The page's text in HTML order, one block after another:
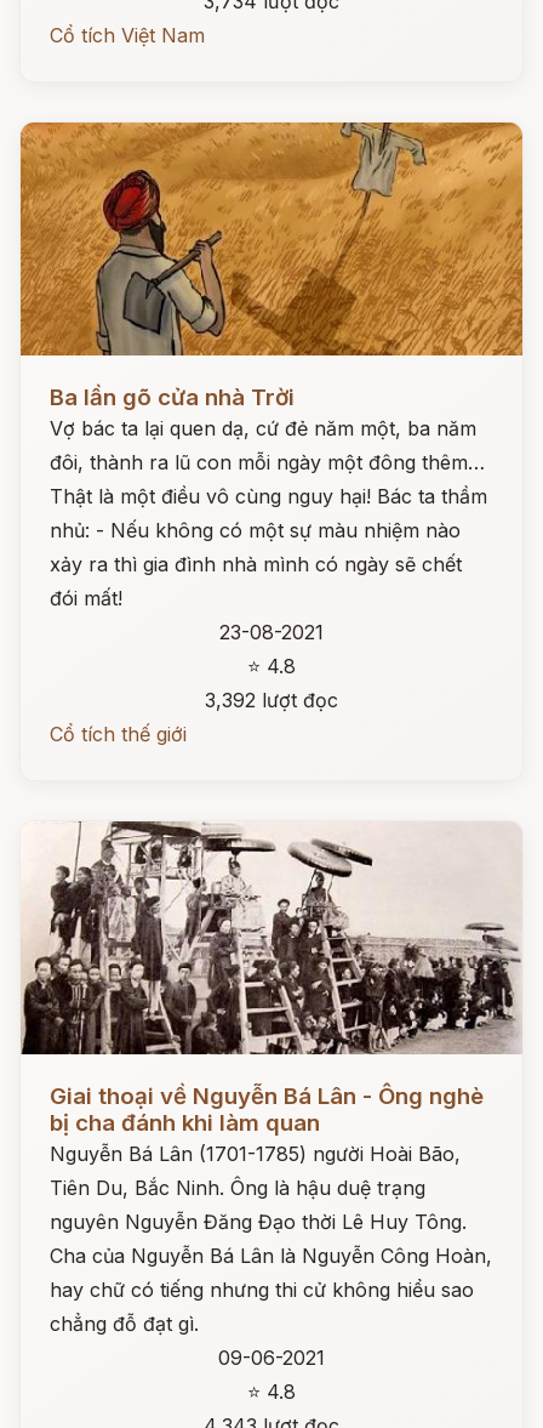
Cổ tích Việt Nam
Đọc ngay
Ba lần gõ cửa nhà Trời
Vợ bác ta lại quen dạ, cứ đẻ năm một, ba năm
đôi, thành ra lũ con mỗi ngày một đông thêm…
Thật là một điều vô cùng nguy hại! Bác ta thầm
nhủ: - Nếu không có một sự màu nhiệm nào
xảy ra thì gia đình nhà mình có ngày sẽ chết
đói mất!
23-08-2021
⭐ 4.8
3,392 lượt đọc
Cổ tích thế giới
Giai thoại về Nguyễn Bá Lân - Ông nghè
bị cha đánh khi làm quan
Nguyễn Bá Lân (1701-1785) người Hoài Bão,
Tiên Du, Bắc Ninh. Ông là hậu duệ trạng
nguyên Nguyễn Đăng Đạo thời Lê Huy Tông.
Cha của Nguyễn Bá Lân là Nguyễn Công Hoàn,
hay chữ có tiếng nhưng thi cử không hiểu sao
chẳng đỗ đạt gì.
09-06-2021
⭐ 4.8